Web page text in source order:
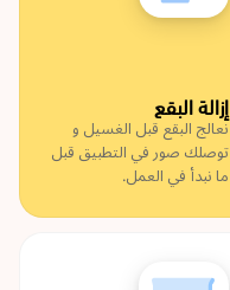
إزالة البقع
نعالج البقع قبل الغسيل و
توصلك صور في التطبيق قبل
ما نبدأ في العمل.